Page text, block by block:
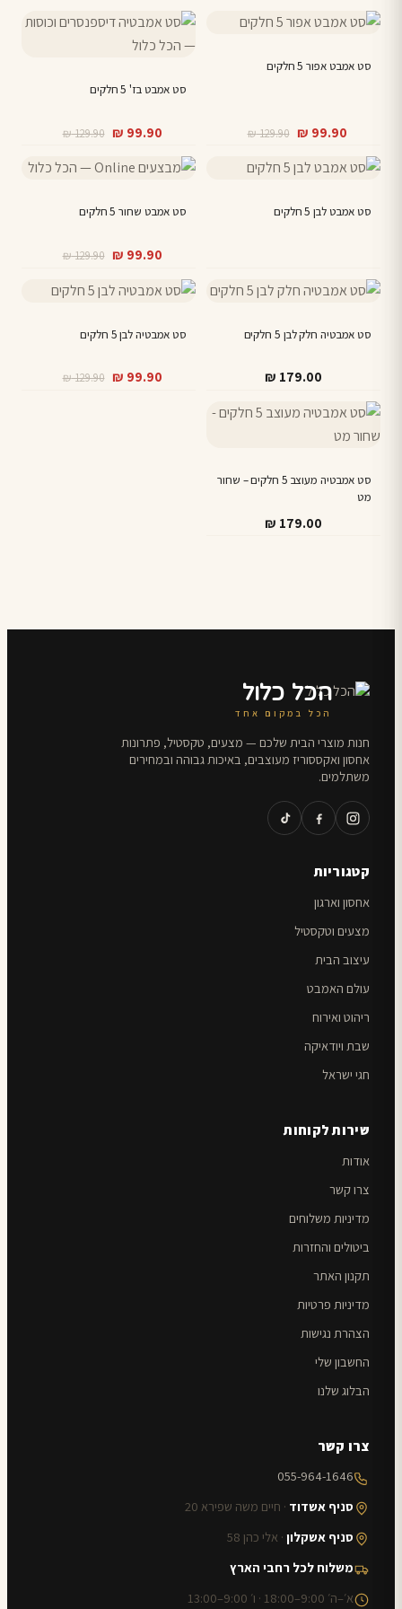
סט אמבט אפור 5 חלקים
₪129.90
המחיר
היה:
₪ 99.90
המחיר
הוא:
למוצר
יש
לבחור
האפשרויות
סט אמבט בז' 5 חלקים
₪129.90
המחיר
היה:
₪ 99.90
המחיר
הוא:
למוצר
זה
מספר
לבחור
האפשרויות
סט אמבט לבן 5 חלקים סט אמבט שחור 5 חלקים
₪129.90
המחיר
היה:
₪ 99.90
המחיר
הוא:
למוצר
יש
ניתן
את
סט אמבטיה חלק לבן 5 חלקים
₪ 179.00
סט אמבטיה לבן 5 חלקים
₪129.90
המחיר ₪ 99.90
המחיר
סט אמבטיה מעוצב 5 חלקים – שחור
מט
₪ 179.00
הכל כלול
הכל במקום אחד
חנות מוצרי הבית שלכם — מצעים, טקסטיל, פתרונות
אחסון ואקססוריז מעוצבים, באיכות גבוהה ובמחירים
משתלמים.
קטגוריות
אחסון וארגון
מצעים וטקסטיל
עיצוב הבית
עולם האמבט
ריהוט ואירוח
שבת ויודאיקה
חגי ישראל
שירות לקוחות
אודות
צרו קשר
מדיניות משלוחים
ביטולים והחזרות
תקנון האתר
מדיניות פרטיות
הצהרת נגישות
החשבון שלי
הבלוג שלנו
צרו קשר
055-964-1646
סניף אשדוד · חיים משה שפירא 20
סניף אשקלון · אלי כהן 58
משלוח לכל רחבי הארץ
א׳–ה׳ 9:00–18:00 · ו׳ 9:00–13:00